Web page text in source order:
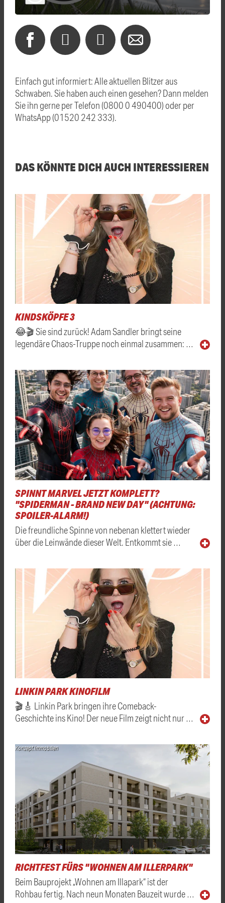
Einfach gut informiert: Alle aktuellen Blitzer aus
Schwaben. Sie haben auch einen gesehen? Dann melden
Sie ihn gerne per Telefon (0800 0 490400) oder per
WhatsApp (01520 242 333).
DAS KÖNNTE DICH AUCH INTERESSIEREN
KINDSKÖPFE 3
😂🎬 Sie sind zurück! Adam Sandler bringt seine
legendäre Chaos-Truppe noch einmal zusammen: …
SPINNT MARVEL JETZT KOMPLETT?
"SPIDERMAN - BRAND NEW DAY" (ACHTUNG:
SPOILER-ALARM!)
Die freundliche Spinne von nebenan klettert wieder
über die Leinwände dieser Welt. Entkommt sie …
LINKIN PARK KINOFILM
🎬🎸 Linkin Park bringen ihre Comeback-
Geschichte ins Kino! Der neue Film zeigt nicht nur …
Konzept Immobilien
RICHTFEST FÜRS "WOHNEN AM ILLERPARK"
Beim Bauprojekt „Wohnen am Illapark“ ist der
Rohbau fertig. Nach neun Monaten Bauzeit wurde …